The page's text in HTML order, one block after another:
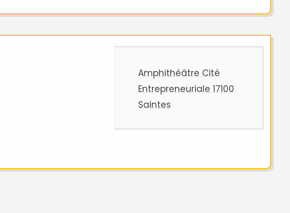
Amphithéâtre Cité
Entrepreneuriale 17100
Saintes